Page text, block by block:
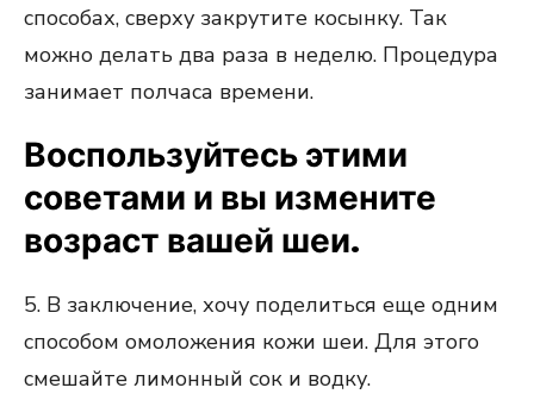
способах, сверху закрутите косынку. Так
можно делать два раза в неделю. Процедура
занимает полчаса времени.
Воспользуйтесь этими
советами и вы измените
возраст вашей шеи.
5. В заключение, хочу поделиться еще одним
способом омоложения кожи шеи. Для этого
смешайте лимонный сок и водку.